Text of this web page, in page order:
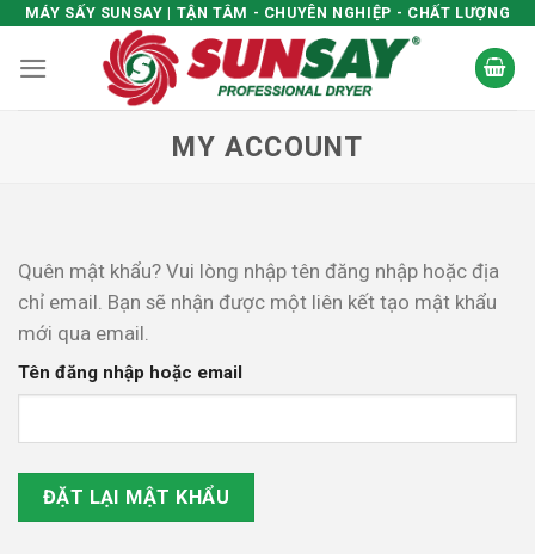
Skip
content
MÁY SẤY SUNSAY | TẬN TÂM - CHUYÊN NGHIỆP - CHẤT LƯỢNG
MY ACCOUNT
Quên mật khẩu? Vui lòng nhập tên đăng nhập hoặc địa
chỉ email. Bạn sẽ nhận được một liên kết tạo mật khẩu
mới qua email.
Tên đăng nhập hoặc email
ĐẶT LẠI MẬT KHẨU